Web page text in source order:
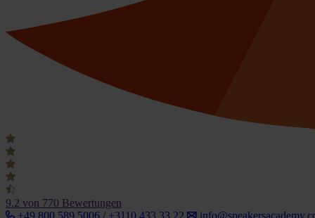
9.2 von 770 Bewertungen
+49 800 589 5006 / +3110 433 33 22